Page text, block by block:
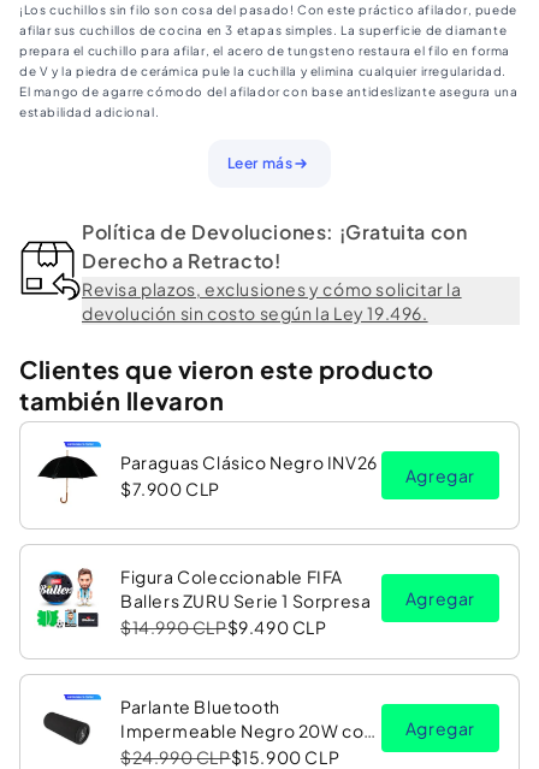
¡Los cuchillos sin filo son cosa del pasado! Con este práctico afilador, puede
afilar sus cuchillos de cocina en 3 etapas simples. La superficie de diamante
prepara el cuchillo para afilar, el acero de tungsteno restaura el filo en forma
de V y la piedra de cerámica pule la cuchilla y elimina cualquier irregularidad.
El mango de agarre cómodo del afilador con base antideslizante asegura una
estabilidad adicional.
Leer más
Política de Devoluciones: ¡Gratuita con
Derecho a Retracto!
Revisa plazos, exclusiones y cómo solicitar la
devolución sin costo según la Ley 19.496.
Clientes que vieron este producto
también llevaron
Paraguas Clásico Negro INV26
$7.900 CLP
Agregar
Figura Coleccionable FIFA
Ballers ZURU Serie 1 Sorpresa
$14.990 CLP$9.490 CLP
Agregar
Parlante Bluetooth
Impermeable Negro 20W con
Luz LED RGB PV26 Copec
$24.990 CLP$15.900 CLP
Agregar